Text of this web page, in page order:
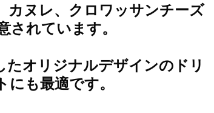
カヌレ、クロワッサンチーズ
れています。
たオリジナルデザインのドリ
も最適です。